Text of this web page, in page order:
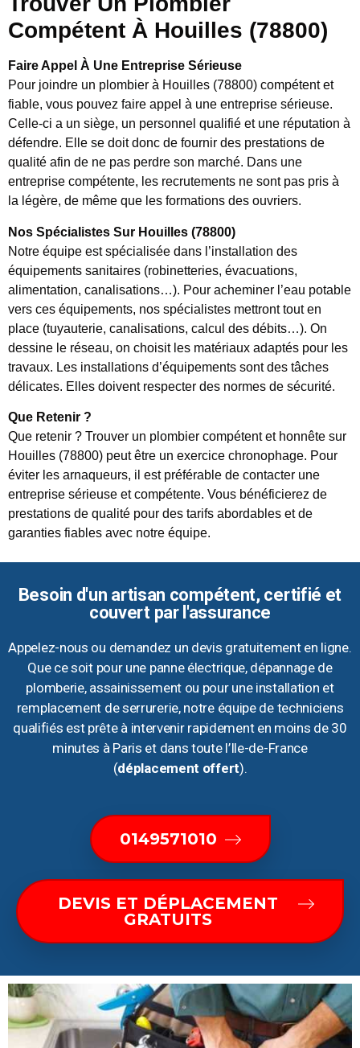
Compétent À Houilles (78800)
Faire Appel À Une Entreprise Sérieuse
Pour joindre un plombier à Houilles (78800) compétent et
fiable, vous pouvez faire appel à une entreprise sérieuse.
Celle-ci a un siège, un personnel qualifié et une réputation à
défendre. Elle se doit donc de fournir des prestations de
qualité afin de ne pas perdre son marché. Dans une
entreprise compétente, les recrutements ne sont pas pris à
la légère, de même que les formations des ouvriers.
Nos Spécialistes Sur Houilles (78800)
Notre équipe est spécialisée dans l’installation des
équipements sanitaires (robinetteries, évacuations,
alimentation, canalisations…). Pour acheminer l’eau potable
vers ces équipements, nos spécialistes mettront tout en
place (tuyauterie, canalisations, calcul des débits…). On
dessine le réseau, on choisit les matériaux adaptés pour les
travaux. Les installations d’équipements sont des tâches
délicates. Elles doivent respecter des normes de sécurité.
Que Retenir ?
Que retenir ? Trouver un plombier compétent et honnête sur
Houilles (78800) peut être un exercice chronophage. Pour
éviter les arnaqueurs, il est préférable de contacter une
entreprise sérieuse et compétente. Vous bénéficierez de
prestations de qualité pour des tarifs abordables et de
garanties fiables avec notre équipe.
Besoin d'un artisan compétent, certifié et
couvert par l'assurance
Appelez-nous ou demandez un devis gratuitement en ligne.
Que ce soit pour une panne électrique, dépannage de
plomberie, assainissement ou pour une installation et
remplacement de serrurerie, notre équipe de techniciens
qualifiés est prête à intervenir rapidement en moins de 30
minutes à Paris et dans toute l’Ile-de-France
(déplacement offert).
0149571010
DEVIS ET DÉPLACEMENT
GRATUITS